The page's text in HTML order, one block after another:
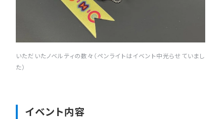
いただいたノベルティの数々（ペンライトはイベント中光らせていまし
た）
イベント内容